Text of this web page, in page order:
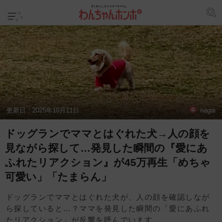
更新日： 2025年10月11日 nagai
ドッグランでママとはぐれた犬→人の顔を
見ながら探して…発見した瞬間の『愛にあ
ふれたリアクション』が45万再生「めちゃ
可愛い」「たまらん」
ドッグランでママとはぐれた犬が、人の顔を確認しなが
ら探していると…？ママを発見した瞬間の「愛にあふれ
たリアクション」が反響を呼んでいます。